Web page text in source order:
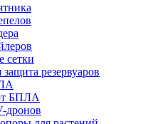
сетки
резервуаров
БПЛА
дронов